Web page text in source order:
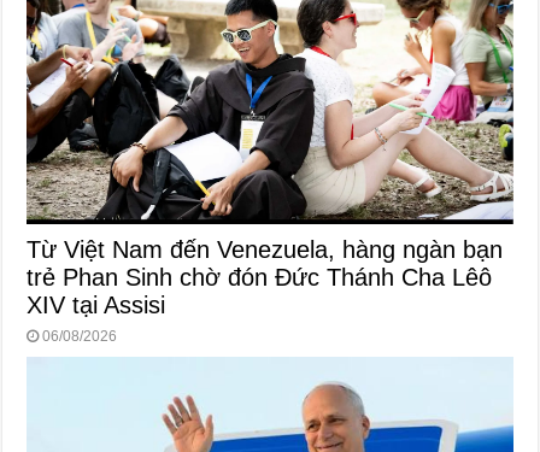
Từ Việt Nam đến Venezuela, hàng ngàn bạn
trẻ Phan Sinh chờ đón Đức Thánh Cha Lêô
XIV tại Assisi
06/08/2026